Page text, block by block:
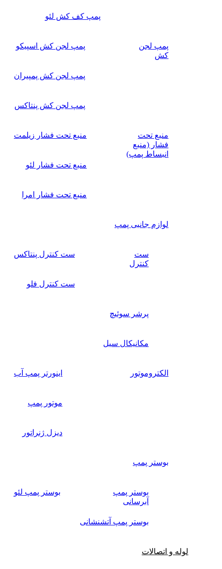
پمپ کف کش لئو
پمپ لجن
کش
پمپ لجن کش اسپیکو
پمپ لجن کش پمپیران
پمپ لجن کش پنتاکس
منبع تحت
فشار (منبع
انبساط پمپ)
منبع تحت فشار زیلمت
منبع تحت فشار لئو
منبع تحت فشار امرا
لوازم جانبی پمپ
ست
کنترل
ست کنترل پنتاکس
ست کنترل فلو
پرشر سوئیچ
مکانیکال سیل
الکتروموتور اینورتر پمپ آب
موتور پمپ
دیزل ژنراتور
بوستر پمپ
بوستر پمپ
آبرسانی
بوستر پمپ لئو
بوستر پمپ آتشنشانی
لوله و اتصالات